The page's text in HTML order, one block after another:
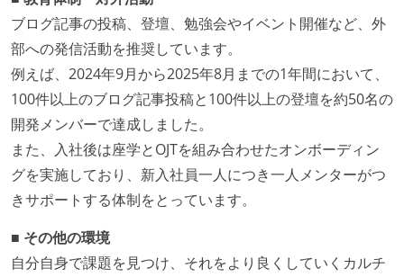
ブログ記事の投稿、登壇、勉強会やイベント開催など、外
部への発信活動を推奨しています。
例えば、2024年9月から2025年8月までの1年間において、
100件以上のブログ記事投稿と100件以上の登壇を約50名の
開発メンバーで達成しました。
また、入社後は座学とOJTを組み合わせたオンボーディン
グを実施しており、新入社員一人につき一人メンターがつ
きサポートする体制をとっています。
■ その他の環境
自分自身で課題を見つけ、それをより良くしていくカルチ